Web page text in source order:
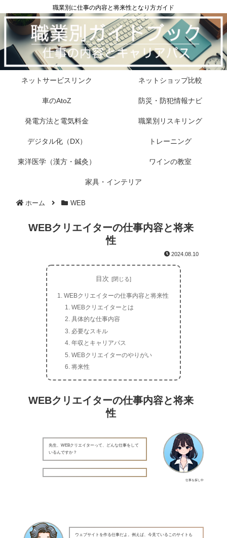
職業別に仕事の内容と将来性となり方ガイド
ネットサービスリンク ネットショップ比較
車のAtoZ 防災・防犯情報ナビ
発電方法と電気料金 職業別リスキリング
デジタル化（DX） トレーニング
東洋医学（漢方・鍼灸） ワインの教室
家具・インテリア
ホーム WEB
WEBクリエイターの仕事内容と将来
性
2024.08.10
目次
WEBクリエイターの仕事内容と将来性
WEBクリエイターとは
具体的な仕事内容
必要なスキル
年収とキャリアパス
WEBクリエイターのやりがい
将来性
WEBクリエイターの仕事内容と将来
性
仕事を探し中
先生、WEBクリエイターって、どんな仕事をして
いるんですか？
ウェブサイトを作る仕事だよ。例えば、今見ているこのサイトも